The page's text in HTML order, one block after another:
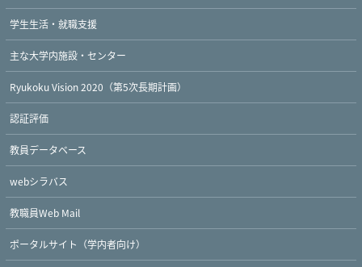
学生生活・就職支援
主な大学内施設・センター
Ryukoku Vision 2020（第5次長期計画）
認証評価
教員データベース
webシラバス
教職員Web Mail
ポータルサイト（学内者向け）